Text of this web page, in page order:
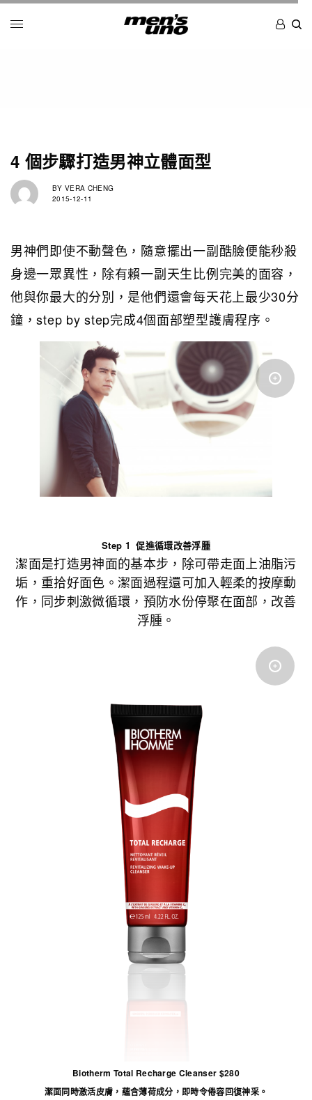
4 個步驟打造男神立體面型
BY VERA CHENG
2015-12-11
男神們即使不動聲色，隨意擺出一副酷臉便能秒殺
身邊一眾異性，除有賴一副天生比例完美的面容，
他與你最大的分別，是他們還會每天花上最少30分
鐘，step by step完成4個面部塑型護膚程序。
Step 1 促進循環改善浮腫
潔面是打造男神面的基本步，除可帶走面上油脂污
垢，重拾好面色。潔面過程還可加入輕柔的按摩動
作，同步刺激微循環，預防水份停聚在面部，改善
浮腫。
Biotherm Total Recharge Cleanser $280
潔面同時激活皮膚，蘊含薄荷成分，即時令倦容回復神采。